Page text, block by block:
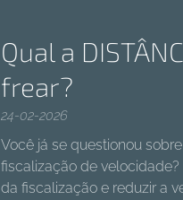
Qual a
frear?
24-02-2026
Você já se questionou
fiscalização de
da fiscalização e reduzir a